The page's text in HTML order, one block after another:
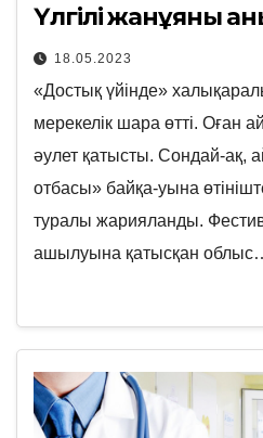
Үлгілі жанұяны
18.05.2023
«Достық үйінде»
мерекелік шара өтті. Оған
әулет қатысты. Сондай-ақ,
отбасы» байқа-уына
туралы жарияланды.
ашылуына қатысқан